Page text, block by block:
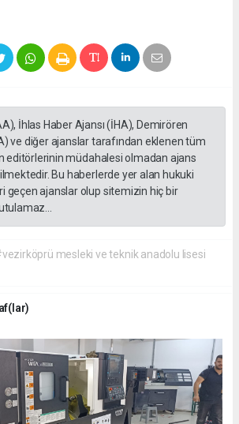
İhlas Haber Ajansı (İHA), Demirören
ve diğer ajanslar tarafından eklenen tüm
editörlerinin müdahalesi olmadan ajans
Bu haberlerde yer alan hukuki
geçen ajanslar olup sitemizin hiç bir
mesleki ve teknik anadolu lisesi